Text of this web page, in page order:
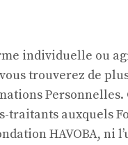
individuelle ou
trouverez de
Personnelles.
traitants auxquels
HAVOBA, ni